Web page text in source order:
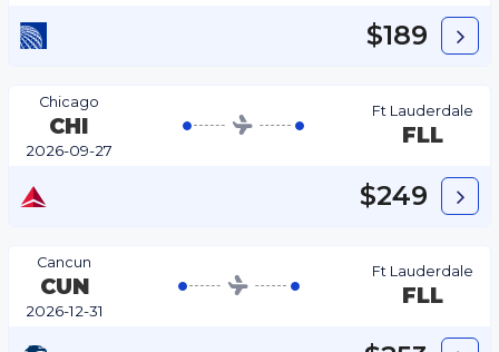
$189
Chicago
CHI
2026-09-27
Ft Lauderdale
FLL
$249
Cancun
CUN
2026-12-31
Ft Lauderdale
FLL